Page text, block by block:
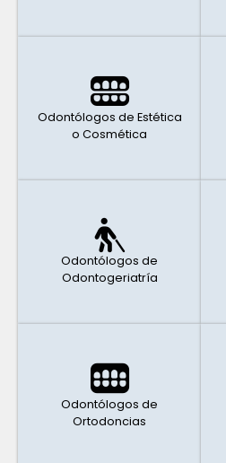
Odontólogos de Estética
o Cosmética
Odontólogos de
Odontogeriatría
Odontólogos de
Ortodoncias